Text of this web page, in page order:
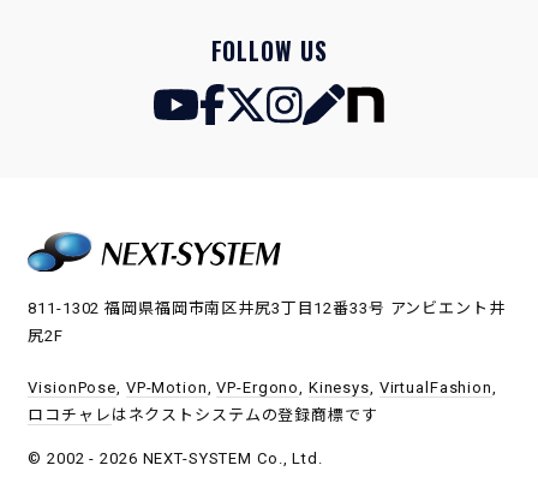
FOLLOW US
811-1302 福岡県福岡市南区井尻3丁目12番33号 アンビエント井
尻2F
VisionPose VP-Motion ,VP-Ergono Kinesys VirtualFashion
ロコチャレ はネクストシステムの登録商標です
© 2002 - 2026 NEXT-SYSTEM Co., Ltd.